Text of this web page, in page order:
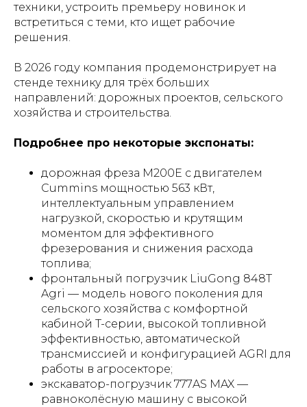
техники, устроить премьеру новинок и
встретиться с теми, кто ищет рабочие
решения.
В 2026 году компания продемонстрирует на
стенде технику для трёх больших
направлений: дорожных проектов, сельского
хозяйства и строительства.
Подробнее про некоторые экспонаты:
дорожная фреза M200E с двигателем
Cummins мощностью 563 кВт,
интеллектуальным управлением
нагрузкой, скоростью и крутящим
моментом для эффективного
фрезерования и снижения расхода
топлива;
фронтальный погрузчик LiuGong 848T
Agri — модель нового поколения для
сельского хозяйства с комфортной
кабиной T-серии, высокой топливной
эффективностью, автоматической
трансмиссией и конфигурацией AGRI для
работы в агросекторе;
экскаватор-погрузчик 777AS MAX —
равноколёсную машину с высокой